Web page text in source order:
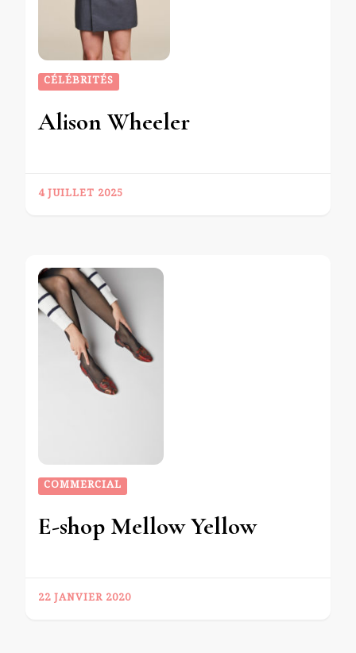
CÉLÉBRITÉS
Alison Wheeler
4 JUILLET 2025
COMMERCIAL
E-shop Mellow Yellow
22 JANVIER 2020